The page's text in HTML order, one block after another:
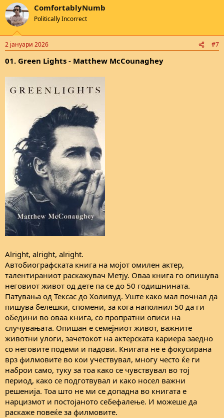
ComfortablyNumb
Politically Incorrect
2 јануари 2026 #7
01. Green Lights - Matthew McCounaghey
Alright, alright, alright.
Автобиографската книга на мојот омилен актер,
талентираниот раскажувач Метју. Оваа книга го опишува
неговиот живот од дете па се до 50 годишнината.
Патувања од Тексас до Холивуд. Уште како мал почнал да
пишува белешки, спомени, за кога наполнил 50 да ги
обедини во оваа книга, со пропратни описи на
случувањата. Опишан е семејниот живот, важните
животни улоги, зачетокот на актерската кариера заедно
со неговите подеми и падови. Книгата не е фокусирана
врз филмовите во кои учествувал, многу често ќе ги
наброи само, туку за тоа како се чувствувал во тој
период, како се подготвувал и како носел важни
решенија. Тоа што не ми се допадна во книгата е
нарцизмот и постојаното себефалење. И можеше да
раскаже повеќе за филмовите.